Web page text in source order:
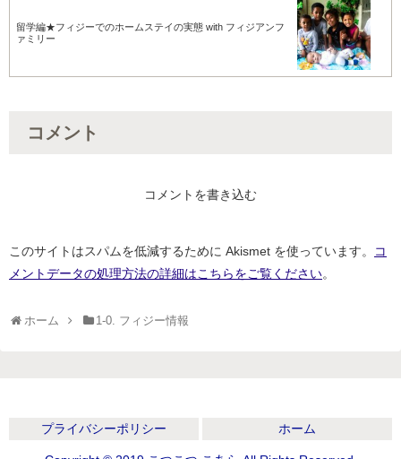
留学編★フィジーでのホームステイの実態 with フィジアンフ
ァミリー
コメント
コメントを書き込む
このサイトはスパムを低減するために Akismet を使っています。
コ
メントデータの処理方法の詳細はこちらをご覧ください。
ホーム 1-0. フィジー情報
プライバシーポリシー ホーム